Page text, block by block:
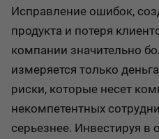
Исправление ошибок,
продукта и потеря
компании значительно
измеряется только
риски, которые несет
некомпетентных
серьезнее. Инвестируя в